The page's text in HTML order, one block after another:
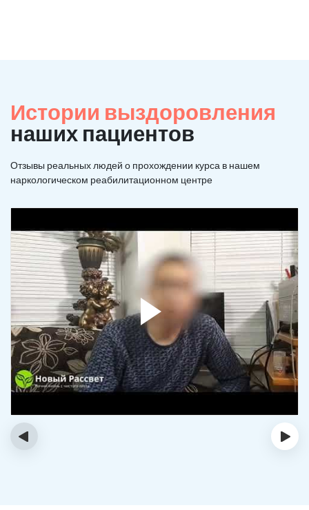
Истории выздоровления
наших пациентов
Отзывы реальных людей о прохождении курса в нашем
наркологическом реабилитационном центре
‹ ›